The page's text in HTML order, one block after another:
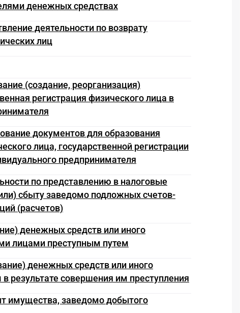
денежных средствах
деятельности по возврату
лиц
(создание, реорганизация)
регистрация физического лица в
документов для образования
лица, государственной регистрации
предпринимателя
по представлению в налоговые
сбыту заведомо подложных счетов-
(расчетов)
денежных средств или иного
лицами преступным путем
денежных средств или иного
результате совершения им преступления
имущества, заведомо добытого